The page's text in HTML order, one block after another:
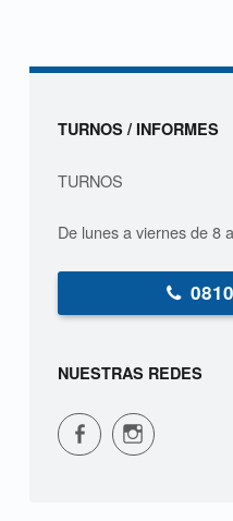
Sidebar
TURNOS / INFORMES
TURNOS
De lunes a viernes de 8
NUESTRAS REDES
CPVS en Facebook CPVS en Instagram